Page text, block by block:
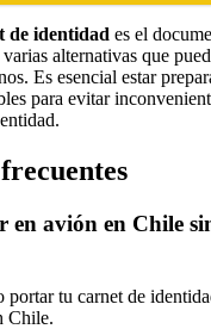
de identidad es el
alternativas que
Es esencial estar
para evitar
en avión en Chile
tu carnet de
Chile.